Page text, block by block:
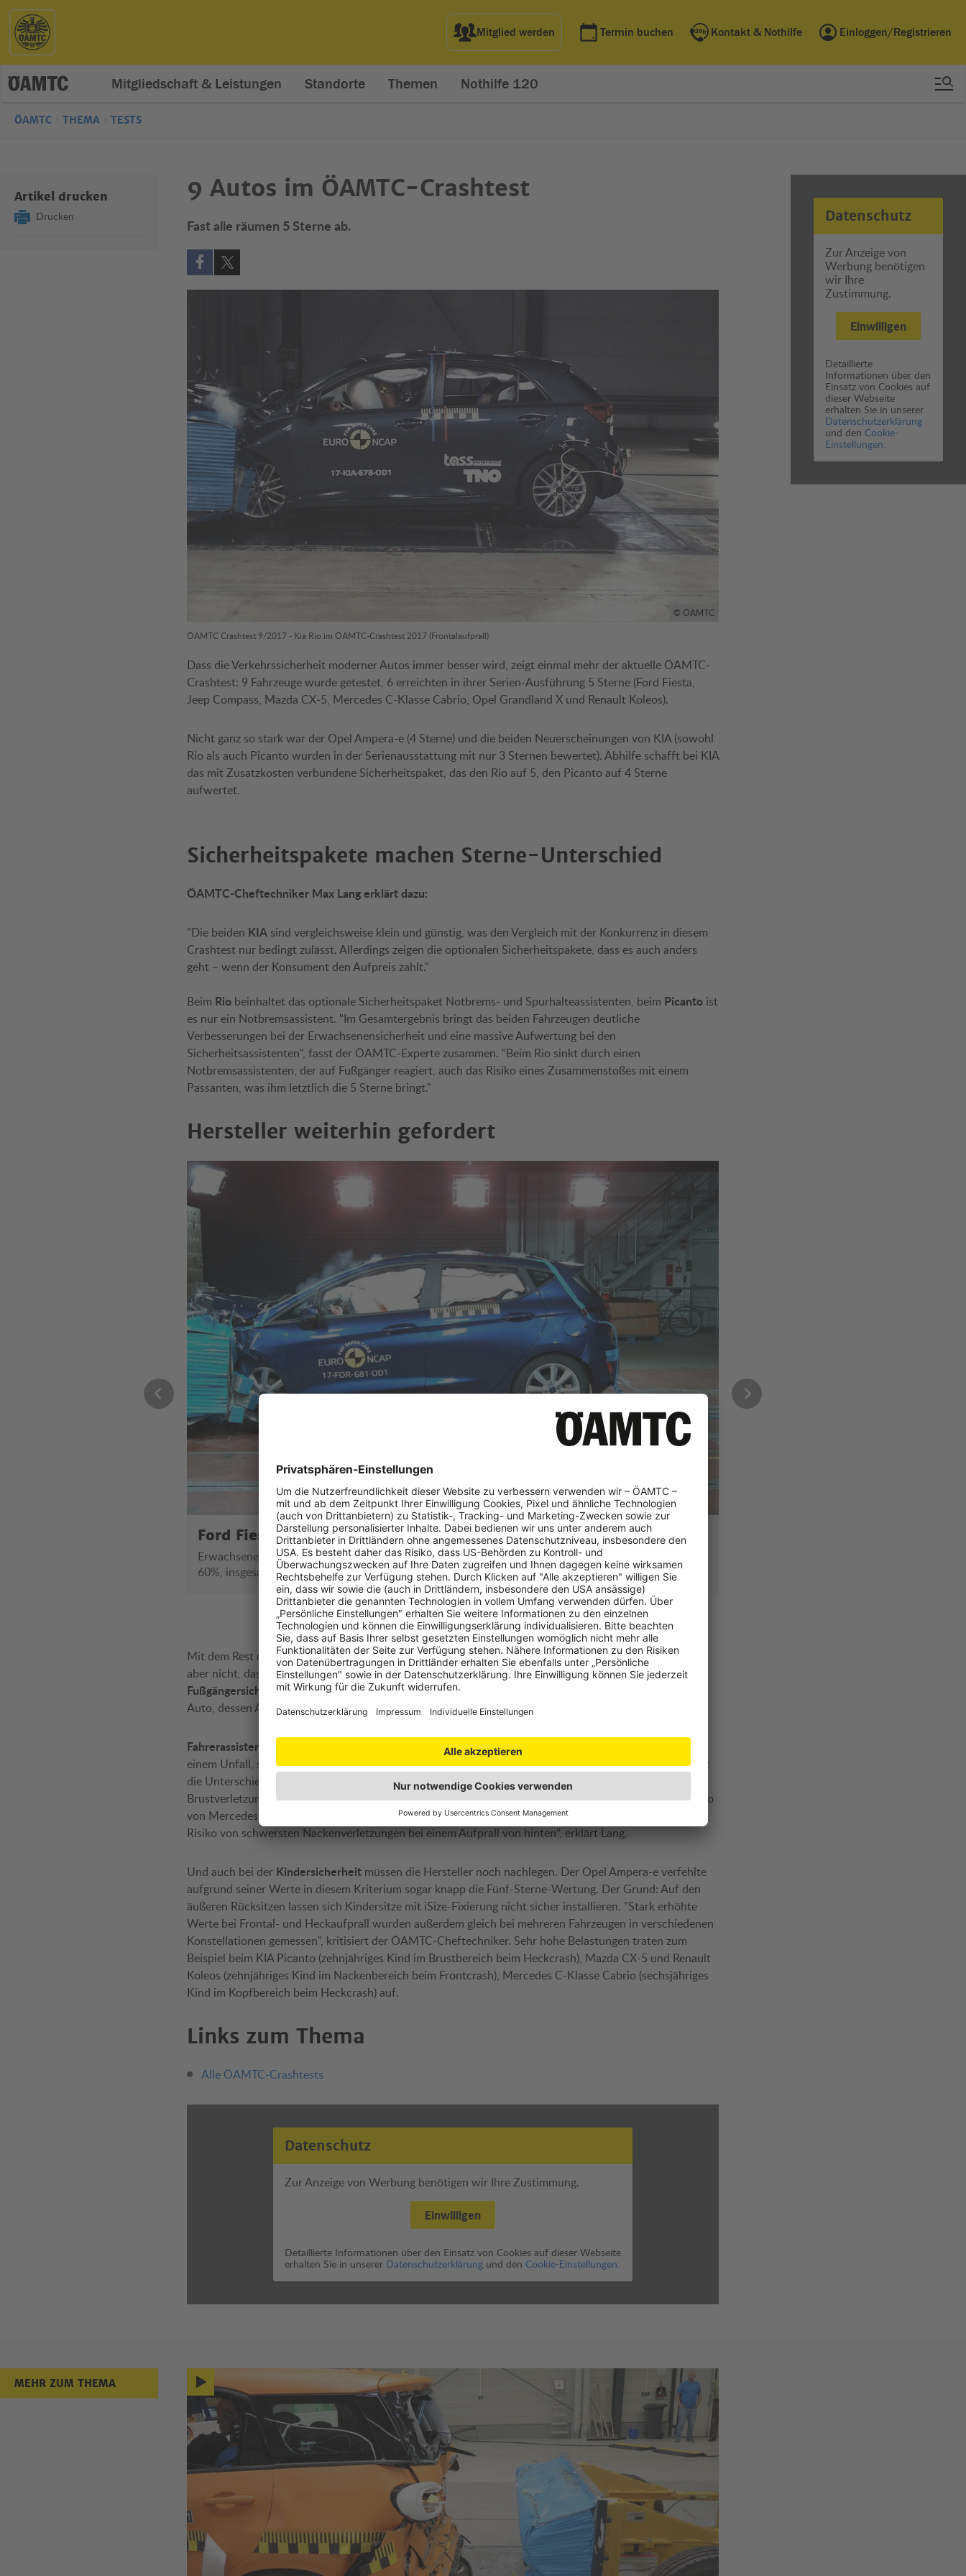
Mitglied werden Termin buchen Kontakt & Nothilfe Einloggen/Registrieren
Mitgliedschaft & Leistungen Standorte Themen Nothilfe 120
ÖAMTC THEMA TESTS
Datenschutz
Zur Anzeige von
Werbung benötigen
wir Ihre
Zustimmung.
Einwilligen
Detaillierte
Informationen über den
Einsatz von Cookies auf
dieser Webseite
erhalten Sie in unserer
Datenschutzerklärung
und den Cookie-
Einstellungen.
Artikel drucken
Drucken
9 Autos im ÖAMTC-Crashtest
Fast alle räumen 5 Sterne ab.
Auf Facebook teilen (öffnet in neuem Fenster)
Auf X teilen (öffnet in neuem Fenster)
© ÖAMTC
ÖAMTC Crashtest 9/2017 - Kia Rio im ÖAMTC-Crashtest 2017 (Frontalaufprall)
Dass die Verkehrssicherheit moderner Autos immer besser wird, zeigt einmal mehr der aktuelle ÖAMTC-
Crashtest: 9 Fahrzeuge wurde getestet, 6 erreichten in ihrer Serien-Ausführung 5 Sterne (Ford Fiesta,
Jeep Compass, Mazda CX-5, Mercedes C-Klasse Cabrio, Opel Grandland X und Renault Koleos).
Nicht ganz so stark war der Opel Ampera-e (4 Sterne) und die beiden Neuerscheinungen von KIA (sowohl
Rio als auch Picanto wurden in der Serienausstattung mit nur 3 Sternen bewertet). Abhilfe schafft bei KIA
das mit Zusatzkosten verbundene Sicherheitspaket, das den Rio auf 5, den Picanto auf 4 Sterne
aufwertet.
Sicherheitspakete machen Sterne-Unterschied
ÖAMTC-Cheftechniker Max Lang erklärt dazu:
"Die beiden KIA sind vergleichsweise klein und günstig, was den Vergleich mit der Konkurrenz in diesem
Crashtest nur bedingt zulässt. Allerdings zeigen die optionalen Sicherheitspakete, dass es auch anders
geht – wenn der Konsument den Aufpreis zahlt."
Beim Rio beinhaltet das optionale Sicherheitspaket Notbrems- und Spurhalteassistenten, beim Picanto ist
es nur ein Notbremsassistent. "Im Gesamtergebnis bringt das beiden Fahrzeugen deutliche
Verbesserungen bei der Erwachsenensicherheit und eine massive Aufwertung bei den
Sicherheitsassistenten", fasst der ÖAMTC-Experte zusammen. "Beim Rio sinkt durch einen
Notbremsassistenten, der auf Fußgänger reagiert, auch das Risiko eines Zusammenstoßes mit einem
Passanten, was ihm letztlich die 5 Sterne bringt."
Hersteller weiterhin gefordert
Ford Fiesta im ÖAMTC-Crashtest 2017
Erwachsenensicherheit 87%, Kindersicherheit 84%, Fußgängersicherheit 64%, Sicherheitsassistenten
60%, insgesamt 5 Sterne
Mit dem Rest des Feldes zeigt sich der ÖAMTC-Cheftechniker großteils zufrieden. "5 Sterne bedeuten
aber nicht, dass es keine Verbesserungsmöglichkeiten gibt", hält Lang fest. "Speziell in der
Fußgängersicherheit haben alle Fahrzeuge ihre Probleme. Es gibt im aktuellen Test beispielsweise kein
Auto, dessen A-Säulen bei einem Aufprall nicht zu schwersten Verletzungen führen können."
Fahrerassistenten
können sowohl Fußgänger als auch Fahrzeuginsassen schützen. Kommt es jedoch zu
einem Unfall, sitzt man nicht in jedem Auto gleich sicher. Auch hier zeigten sich beim ÖAMTC-Crashtest
die Unterschiede im Detail. So ist beispielsweise beim Jeep Compass die Gefahr von schweren
Brustverletzungen bei einem Anprall an einen Baum oder Laternenmasten gegeben. "Das C-Klasse Cabrio
von Mercedes weist eine ähnliche Schwäche auf, noch dazu gibt es für hinten sitzende Passagiere das
Risiko von schwersten Nackenverletzungen bei einem Aufprall von hinten", erklärt Lang.
Und auch bei der Kindersicherheit müssen die Hersteller noch nachlegen. Der Opel Ampera-e verfehlte
aufgrund seiner Werte in diesem Kriterium sogar knapp die Fünf-Sterne-Wertung. Der Grund: Auf den
äußeren Rücksitzen lassen sich Kindersitze mit iSize-Fixierung nicht sicher installieren. "Stark erhöhte
Werte bei Frontal- und Heckaufprall wurden außerdem gleich bei mehreren Fahrzeugen in verschiedenen
Konstellationen gemessen", kritisiert der ÖAMTC-Cheftechniker. Sehr hohe Belastungen traten zum
Beispiel beim KIA Picanto (zehnjähriges Kind im Brustbereich beim Heckcrash), Mazda CX-5 und Renault
Koleos (zehnjähriges Kind im Nackenbereich beim Frontcrash), Mercedes C-Klasse Cabrio (sechsjähriges
Kind im Kopfbereich beim Heckcrash) auf.
Links zum Thema
Alle ÖAMTC-Crashtests
Datenschutz
Zur Anzeige von Werbung benötigen wir Ihre Zustimmung.
Einwilligen
Detaillierte Informationen über den Einsatz von Cookies auf dieser Webseite
erhalten Sie in unserer Datenschutzerklärung und den Cookie-Einstellungen.
MEHR ZUM THEMA Mehr zum Thema